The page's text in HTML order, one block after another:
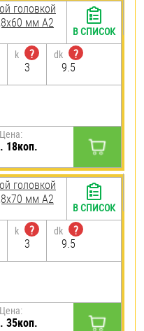
головкой
мм А2
k
?
3
dk
?
9.5
Цена:
18коп.
В СПИСОК
головкой
мм А2
k
?
3
dk
?
9.5
Цена:
35коп.
В СПИСОК